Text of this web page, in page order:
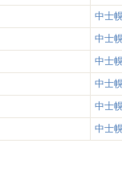
中士
中士
中士
中士
中士
中士